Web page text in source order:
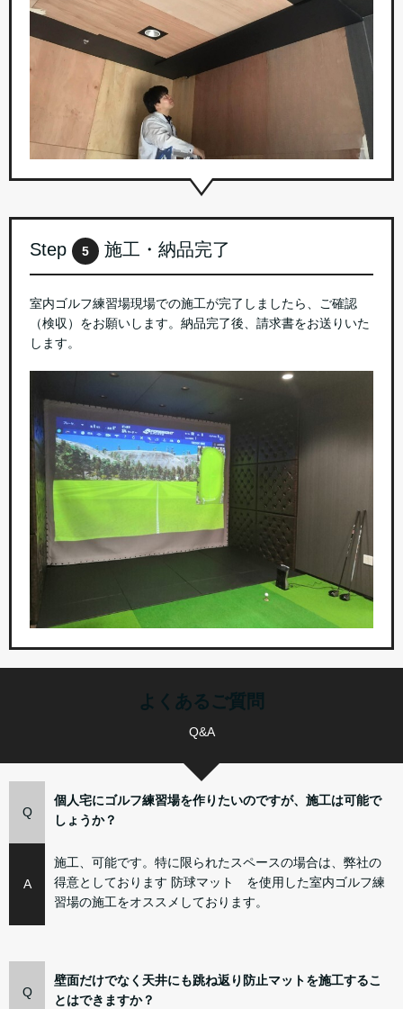
Step 5 施工・納品完了
室内ゴルフ練習場現場での施工が完了しましたら、ご確認
（検収）をお願いします。納品完了後、請求書をお送りいた
します。
よくあるご質問
Q&A
Q
個人宅にゴルフ練習場を作りたいのですが、施工は可能で
しょうか？
A
施工、可能です。特に限られたスペースの場合は、弊社の
得意としております 防球マット を使用した室内ゴルフ練
習場の施工をオススメしております。
Q
壁面だけでなく天井にも跳ね返り防止マットを施工するこ
とはできますか？